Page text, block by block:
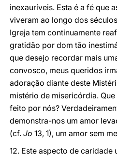
inexauríveis. Esta é a fé que
viveram ao longo dos
Igreja tem continuamente
gratidão por dom tão
que desejo recordar mais
convosco, meus queridos
adoração diante deste
mistério de misericórdia.
feito por nós?
demonstra-nos um amor
(cf. Jo 13, 1), um amor sem
12. Este aspecto de caridade